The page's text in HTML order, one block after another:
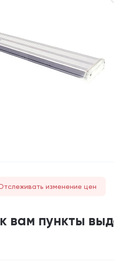
изменение цен
вам пункты